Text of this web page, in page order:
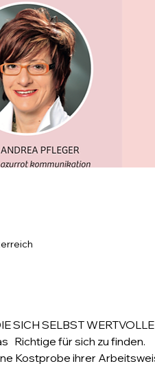
SICH SELBST
Richtige für sich zu finden.
Kostprobe ihrer